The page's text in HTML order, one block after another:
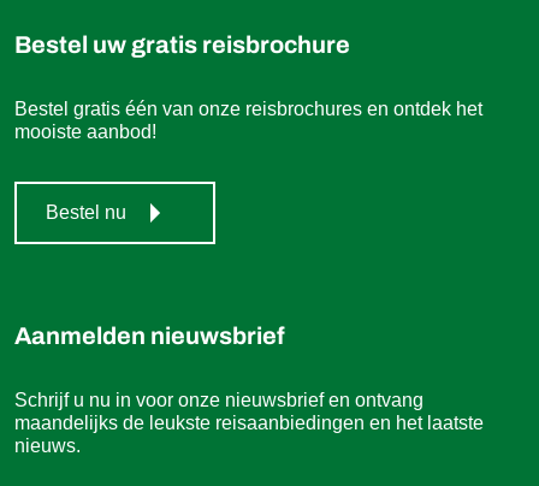
Bestel uw gratis reisbrochure
Bestel gratis één van onze reisbrochures en ontdek het
mooiste aanbod!
Bestel nu
Aanmelden nieuwsbrief
Schrijf u nu in voor onze nieuwsbrief en ontvang
maandelijks de leukste reisaanbiedingen en het laatste
nieuws.